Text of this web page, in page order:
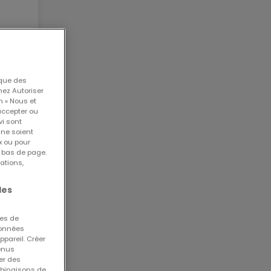
des
Autoriser
Nous et
ou
sont
soient
ou pour
de page.
de
Créer
des